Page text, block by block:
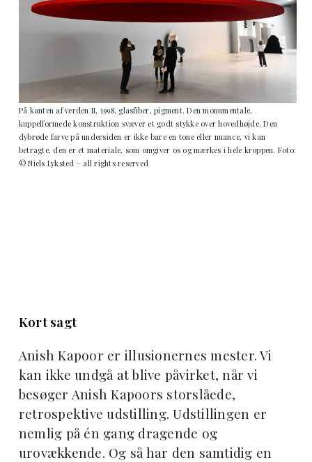
På kanten af verden II, 1998, glasfiber, pigment. Den monumentale,
kuppelformede konstruktion svæver et godt stykke over hovedhøjde. Den
dybrøde farve på undersiden er ikke bare en tone eller nuance, vi kan
betragte, den er et materiale, som omgiver os og mærkes i hele kroppen. Foto:
© Niels Lyksted – all rights reserved
Kort sagt
Anish Kapoor er illusionernes mester. Vi
kan ikke undgå at blive påvirket, når vi
besøger Anish Kapoors storslåede,
retrospektive udstilling. Udstillingen er
nemlig på én gang dragende og
urovækkende. Og så har den samtidig en